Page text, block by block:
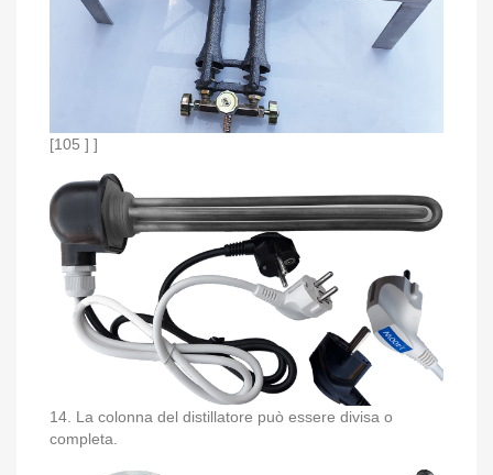
[105 ] ]
14. La colonna del distillatore può essere divisa o
completa.